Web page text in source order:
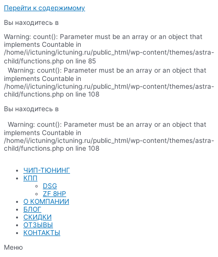
Перейти к содержимому
Вы находитесь в
Warning: count(): Parameter must be an array or an object that
implements Countable in
/home/i/ictuning/ictuning.ru/public_html/wp-content/themes/astra-
child/functions.php on line 85
Warning: count(): Parameter must be an array or an object that
implements Countable in
/home/i/ictuning/ictuning.ru/public_html/wp-content/themes/astra-
child/functions.php on line 108
Вы находитесь в
Warning: count(): Parameter must be an array or an object that
implements Countable in
/home/i/ictuning/ictuning.ru/public_html/wp-content/themes/astra-
child/functions.php on line 108
ЧИП-ТЮНИНГ
КПП
DSG
ZF 8HP
О КОМПАНИИ
БЛОГ
СКИДКИ
ОТЗЫВЫ
КОНТАКТЫ
Меню